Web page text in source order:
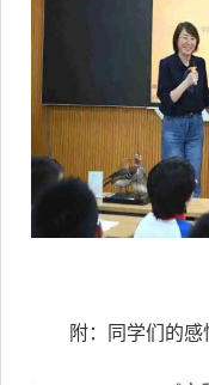
附： 同学们的感